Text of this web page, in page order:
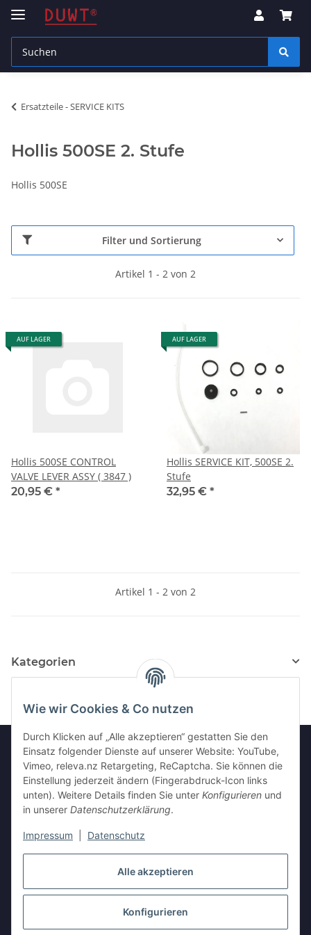
Alle akzeptieren
Konfigurieren
Wie wir Cookies & Co nutzen
Durch Klicken auf „Alle akzeptieren“ gestatten Sie den
Einsatz folgender Dienste auf unserer Website: YouTube,
Vimeo, releva.nz Retargeting, ReCaptcha. Sie können die
Einstellung jederzeit ändern (Fingerabdruck-Icon links
unten). Weitere Details finden Sie unter Konfigurieren und
in unserer Datenschutzerklärung.
Impressum Datenschutz
Ersatzteile - SERVICE KITS
Hollis 500SE 2. Stufe
Hollis 500SE
Filter und Sortierung
Artikel 1 - 2 von 2
AUF LAGER
Hollis 500SE CONTROL
VALVE LEVER ASSY ( 3847 )
20,95 € *
AUF LAGER
Hollis SERVICE KIT, 500SE 2.
Stufe
32,95 € *
Artikel 1 - 2 von 2
Kategorien
Informationen
Gesetzliche Informationen
Vertrag widerrufen